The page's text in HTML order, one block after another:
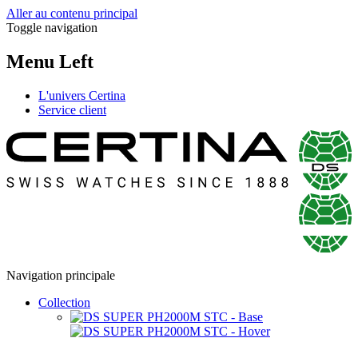
Aller au contenu principal
Toggle navigation
Menu Left
L'univers Certina
Service client
Navigation principale
Collection